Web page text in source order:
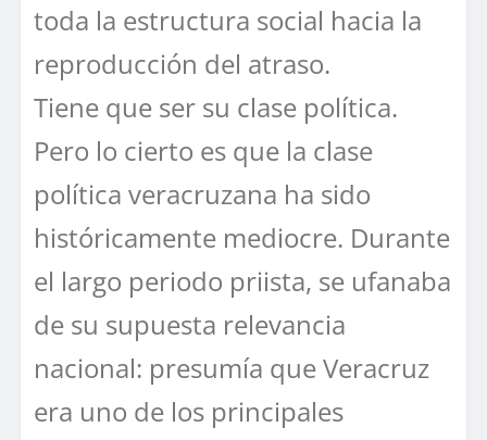
toda la estructura social hacia la
reproducción del atraso.
Tiene que ser su clase política.
Pero lo cierto es que la clase
política veracruzana ha sido
históricamente mediocre. Durante
el largo periodo priista, se ufanaba
de su supuesta relevancia
nacional: presumía que Veracruz
era uno de los principales